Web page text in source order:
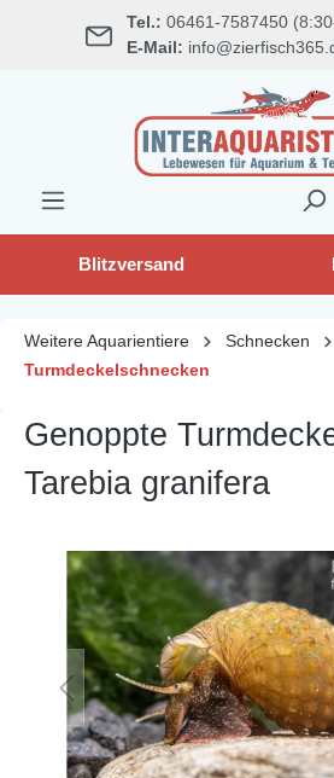
springen Tel.: 06461-7587450
E-Mail:
Blitzversand
Weitere Aquarientiere
Schnecken
Turmdeckelschnecken
Genoppte
Tarebia granifera
Bildergalerie überspringen